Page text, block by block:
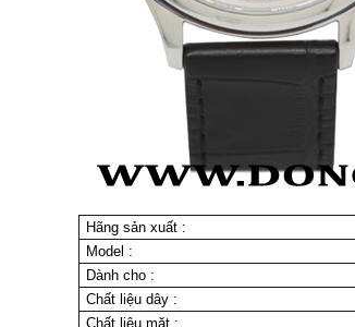
Hãng sản xuất :
Model :
Dành cho :
Chất liệu dây :
Chất liệu mặt :